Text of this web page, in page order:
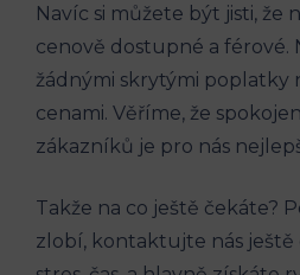
Navíc si můžete být jisti, že
cenově dostupné ⁢a ⁢férové.
žádnými ⁢skrytými​ poplatky
cenami. Věříme, ⁣že
zákazníků je pro nás
Takže ‍na co‌ ještě⁤ čekáte?‌
zlobí, kontaktujte nás ještě